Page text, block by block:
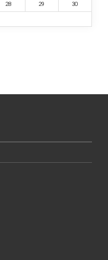
28 29 30